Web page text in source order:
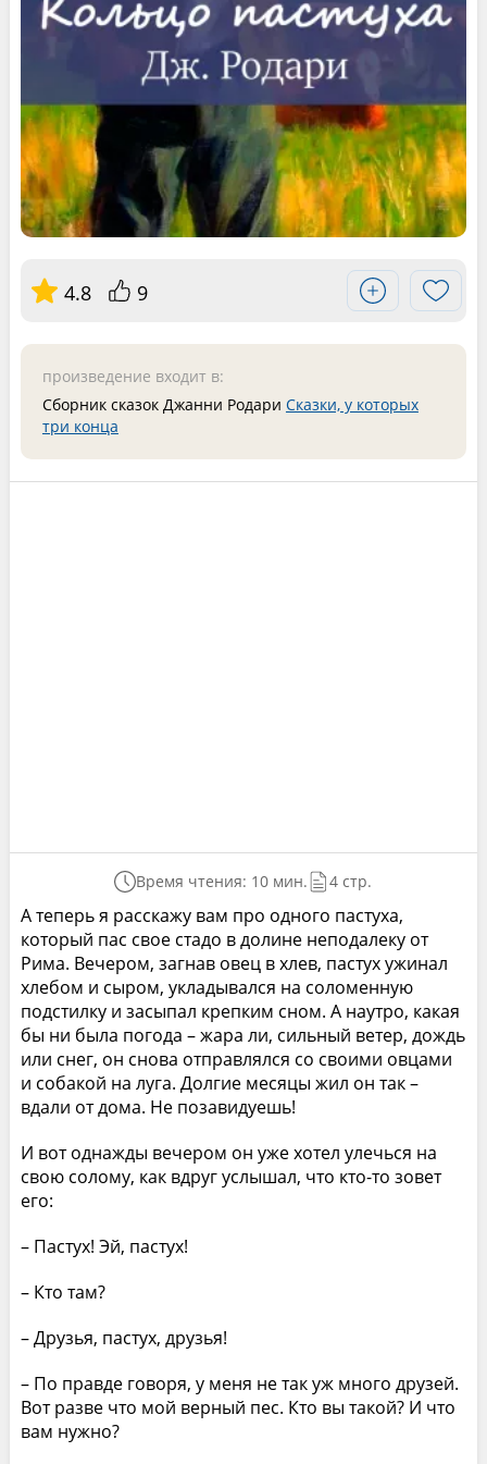
4.8 9
произведение входит в:
Сборник сказок Джанни Родари Сказки, у которых
три конца
Время чтения: 10 мин. 4 стр.
А теперь я расскажу вам про одного пастуха,
который пас свое стадо в долине неподалеку от
Рима. Вечером, загнав овец в хлев, пастух ужинал
хлебом и сыром, укладывался на соломенную
подстилку и засыпал крепким сном. А наутро, какая
бы ни была погода – жара ли, сильный ветер, дождь
или снег, он снова отправлялся со своими овцами
и собакой на луга. Долгие месяцы жил он так –
вдали от дома. Не позавидуешь!
И вот однажды вечером он уже хотел улечься на
свою солому, как вдруг услышал, что кто-то зовет
его:
– Пастух! Эй, пастух!
– Кто там?
– Друзья, пастух, друзья!
– По правде говоря, у меня не так уж много друзей.
Вот разве что мой верный пес. Кто вы такой? И что
вам нужно?